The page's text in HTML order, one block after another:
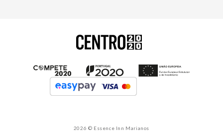
2026 © Essence Inn Marianos